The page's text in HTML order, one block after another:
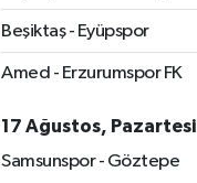
Beşiktaş - Eyüpspor
Amed - Erzurumspor FK
17 Ağustos, Pazartesi
Samsunspor - Göztepe